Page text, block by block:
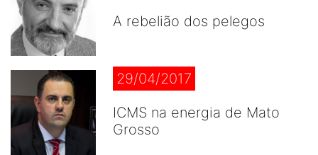
A rebelião dos pelegos
29/04/2017
ICMS na energia de Mato
Grosso